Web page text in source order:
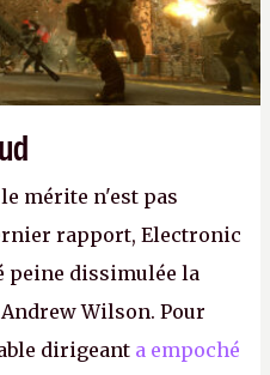
mérite n'est pas
rapport, Electronic
peine dissimulée la
Wilson. Pour
dirigeant a empoché